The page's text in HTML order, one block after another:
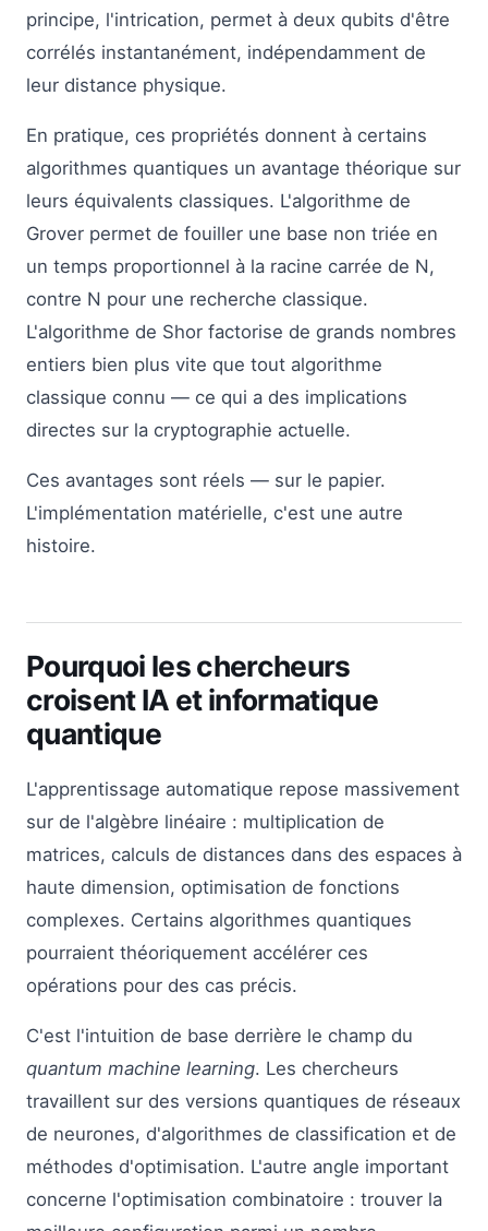
principe, l'intrication, permet à deux qubits d'être
corrélés instantanément, indépendamment de
leur distance physique.
En pratique, ces propriétés donnent à certains
algorithmes quantiques un avantage théorique sur
leurs équivalents classiques. L'algorithme de
Grover permet de fouiller une base non triée en
un temps proportionnel à la racine carrée de N,
contre N pour une recherche classique.
L'algorithme de Shor factorise de grands nombres
entiers bien plus vite que tout algorithme
classique connu — ce qui a des implications
directes sur la cryptographie actuelle.
Ces avantages sont réels — sur le papier.
L'implémentation matérielle, c'est une autre
histoire.
Pourquoi les chercheurs
croisent IA et informatique
quantique
L'apprentissage automatique repose massivement
sur de l'algèbre linéaire : multiplication de
matrices, calculs de distances dans des espaces à
haute dimension, optimisation de fonctions
complexes. Certains algorithmes quantiques
pourraient théoriquement accélérer ces
opérations pour des cas précis.
C'est l'intuition de base derrière le champ du
quantum machine learning. Les chercheurs
travaillent sur des versions quantiques de réseaux
de neurones, d'algorithmes de classification et de
méthodes d'optimisation. L'autre angle important
concerne l'optimisation combinatoire : trouver la